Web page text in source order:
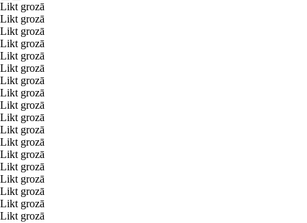
Likt grozā
Likt grozā
Likt grozā
Likt grozā
Likt grozā
Likt grozā
Likt grozā
Likt grozā
Likt grozā
Likt grozā
Likt grozā
Likt grozā
Likt grozā
Likt grozā
Likt grozā
Likt grozā
Likt grozā
Likt grozā